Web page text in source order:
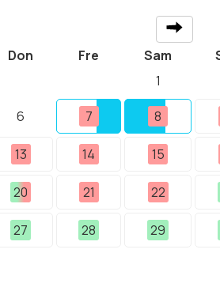
Don Fre Sam
1
6 7 8
13 14 15
20 21 22
27 28 29